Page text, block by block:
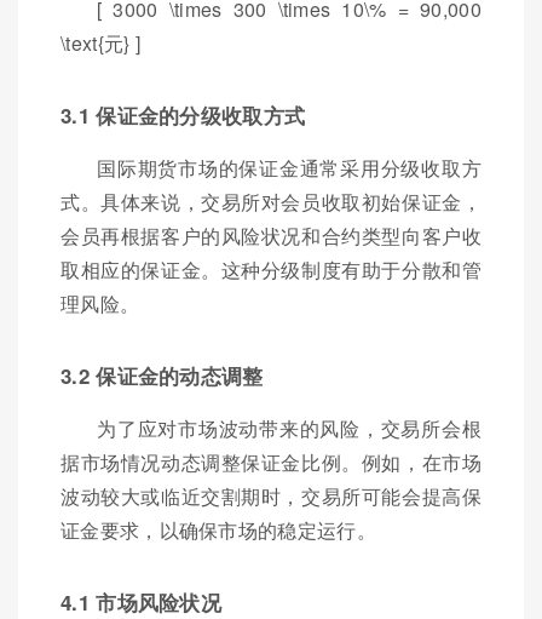
[ 3000 \times 300 \times 10\% = 90,000
\text{元} ]
3.1 保证金的分级收取方式
国际期货市场的保证金通常采用分级收取方
式。具体来说，交易所对会员收取初始保证金，
会员再根据客户的风险状况和合约类型向客户收
取相应的保证金。这种分级制度有助于分散和管
理风险。
3.2 保证金的动态调整
为了应对市场波动带来的风险，交易所会根
据市场情况动态调整保证金比例。例如，在市场
波动较大或临近交割期时，交易所可能会提高保
证金要求，以确保市场的稳定运行。
4.1 市场风险状况